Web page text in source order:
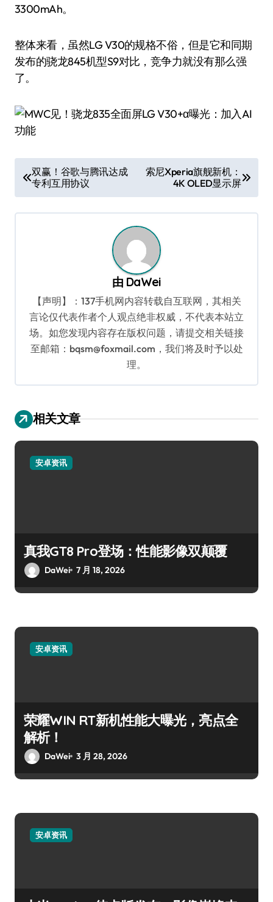
3300mAh。
整体来看，虽然LG V30的规格不俗，但是它和同期
发布的骁龙845机型S9对比，竞争力就没有那么强
了。
章
导
双赢！谷歌与腾讯达成
专利互用协议
索尼Xperia旗舰新机：
4K OLED显示屏
由 DaWei
【声明】：137手机网内容转载自互联网，其相关
言论仅代表作者个人观点绝非权威，不代表本站立
场。如您发现内容存在版权问题，请提交相关链接
至邮箱：bqsm@foxmail.com，我们将及时予以处
理。
相关文章
安卓资讯
真我GT8 Pro登场：性能影像双颠覆
DaWei 7 月 18, 2026
安卓资讯
荣耀WIN RT新机性能大曝光，亮点全
解析！
DaWei 3 月 28, 2026
安卓资讯